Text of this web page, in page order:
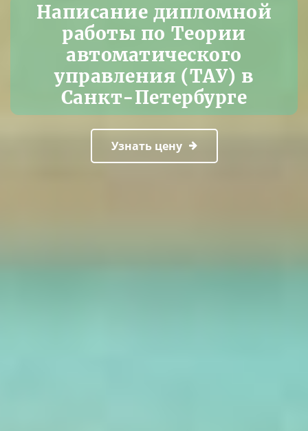
Написание дипломной
работы по Теории
автоматического
управления (ТАУ) в
Санкт-Петербурге
Узнать цену